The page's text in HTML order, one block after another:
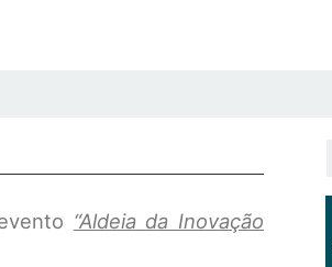
“Aldeia da Inovação